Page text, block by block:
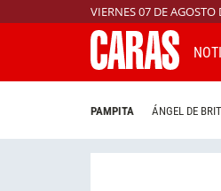
VIERNES 07 DE AGOSTO
PAMPITA ÁNGEL DE